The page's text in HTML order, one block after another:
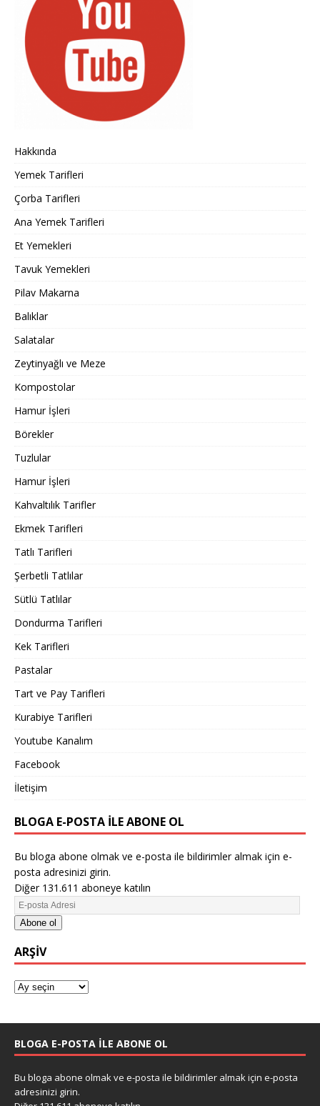
Hakkında
Yemek Tarifleri
Çorba Tarifleri
Ana Yemek Tarifleri
Et Yemekleri
Tavuk Yemekleri
Pilav Makarna
Balıklar
Salatalar
Zeytinyağlı ve Meze
Kompostolar
Hamur İşleri
Börekler
Tuzlular
Hamur İşleri
Kahvaltılık Tarifler
Ekmek Tarifleri
Tatlı Tarifleri
Şerbetli Tatlılar
Sütlü Tatlılar
Dondurma Tarifleri
Kek Tarifleri
Pastalar
Tart ve Pay Tarifleri
Kurabiye Tarifleri
Youtube Kanalım
Facebook
İletişim
BLOGA E-POSTA ILE ABONE OL
Bu bloga abone olmak ve e-posta ile bildirimler almak için e-
posta adresinizi girin.
Diğer 131.611 aboneye katılın
Abone ol
ARŞIV
BLOGA E-POSTA ILE ABONE OL
Bu bloga abone olmak ve e-posta ile bildirimler almak için e-posta
adresinizi girin.